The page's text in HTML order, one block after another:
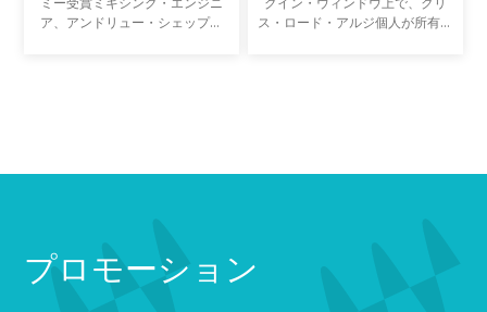
ア、アンドリュー・シェップス
ス・ロード・アルジ個人が所有す
プロモーション